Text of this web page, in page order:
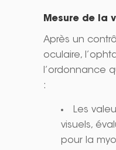
Mesure de la
Après un
oculaire,
l’ordonnance
:
Les
visuels,
pour la